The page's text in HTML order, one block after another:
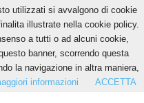
utilizzati si avvalgono di cookie
illustrate nella cookie policy.
a tutti o ad alcuni cookie,
banner, scorrendo questa
la navigazione in altra maniera,
informazioni ACCETTA